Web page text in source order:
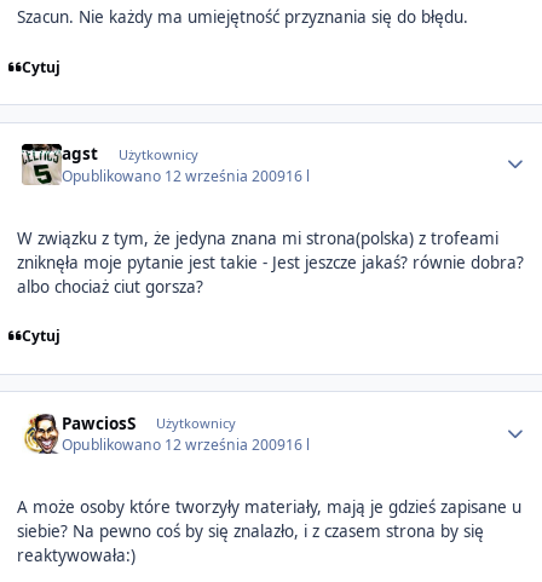
Szacun. Nie każdy ma umiejętność przyznania się do błędu.
Cytuj
agst Użytkownicy
Opublikowano 12 września 200916 l
W związku z tym, że jedyna znana mi strona(polska) z trofeami
zniknęła moje pytanie jest takie - Jest jeszcze jakaś? równie dobra?
albo chociaż ciut gorsza?
Cytuj
PawciosS Użytkownicy
Opublikowano 12 września 200916 l
A może osoby które tworzyły materiały, mają je gdzieś zapisane u
siebie? Na pewno coś by się znalazło, i z czasem strona by się
reaktywowała:)